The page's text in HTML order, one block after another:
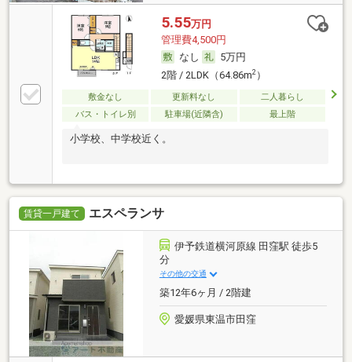
5.55万円
管理費4,500円
なし
5万円
2階 / 2LDK（64.86m2）
敷金なし 更新料なし
二人暮らし
バス・トイレ別
駐車場(近隣含) 最上階
小学校、中学校近く。
賃貸一戸建て エスペランサ
伊予鉄道横河原線 田窪駅 徒歩5
分
その他の交通
築12年6ヶ月 / 2階建
愛媛県東温市田窪